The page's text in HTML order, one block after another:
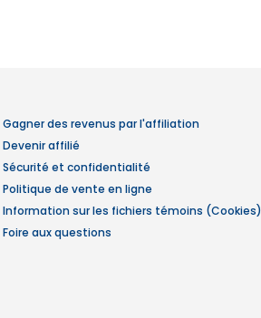
Gagner des revenus par l'affiliation
Devenir affilié
Sécurité et confidentialité
Politique de vente en ligne
Information sur les fichiers témoins (Cookies)
Foire aux questions